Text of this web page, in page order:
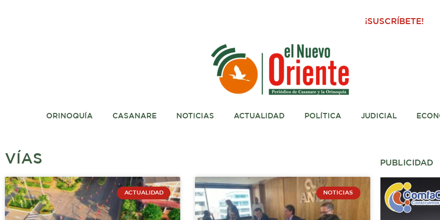
¡SUSCRÍBETE!
ORINOQUÍA CASANARE NOTICIAS ACTUALIDAD POLÍTICA JUDICIAL
VÍAS
ACTUALIDAD NOTICIAS
PUBLICIDAD